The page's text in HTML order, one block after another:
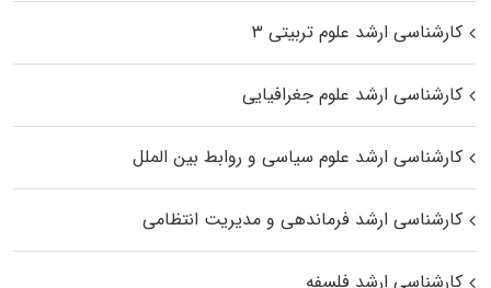
کارشناسی ارشد علوم تربیتی ۳
کارشناسی ارشد علوم جغرافیایی
کارشناسی ارشد علوم سیاسی و روابط بین الملل
کارشناسی ارشد فرماندهی و مدیریت انتظامی
کارشناسی ارشد فلسفه